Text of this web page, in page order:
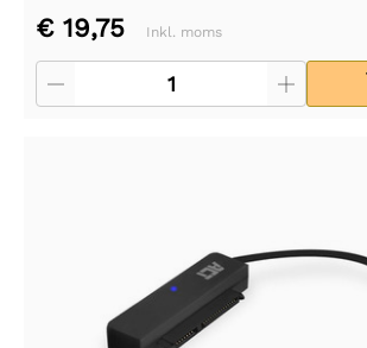
€ 19,75 Inkl. moms